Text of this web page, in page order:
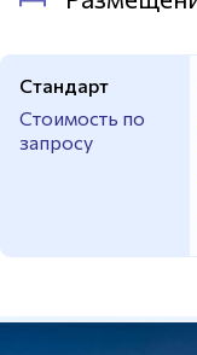
Стандарт
Стоимость по
запросу